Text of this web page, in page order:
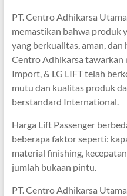
PT. Centro Adhikarsa
memastikan bahwa produk
yang berkualitas, aman, dan
Centro Adhikarsa
Import, & LG LIFT telah
mutu dan kualitas produk
berstandard International.
Harga Lift Passenger
beberapa faktor seperti:
material finishing,
jumlah bukaan pintu.
PT. Centro Adhikarsa